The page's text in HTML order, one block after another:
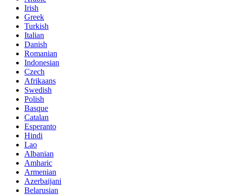
Irish
Greek
Turkish
Italian
Danish
Romanian
Indonesian
Czech
Afrikaans
Swedish
Polish
Basque
Catalan
Esperanto
Hindi
Lao
Albanian
Amharic
Armenian
Azerbaijani
Belarusian